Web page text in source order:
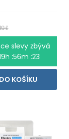
£
slevy zbývá
:56m :23
DO KOŠÍKU